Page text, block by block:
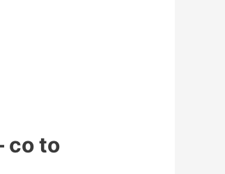
co to